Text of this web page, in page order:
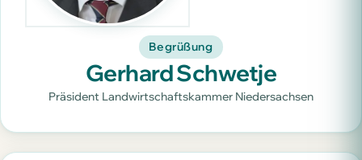
Begrüßung
Gerhard Schwetje
Präsident Landwirtschaftskammer Niedersachsen